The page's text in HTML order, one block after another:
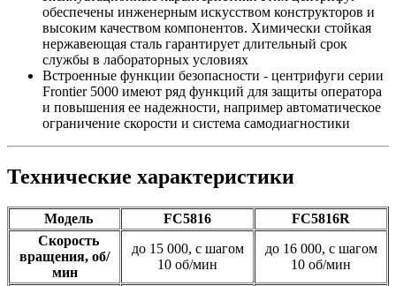
обеспечены инженерным искусством конструкторов и
высоким качеством компонентов. Химически стойкая
нержавеющая сталь гарантирует длительный срок
службы в лабораторных условиях
Встроенные функции безопасности - центрифуги серии
Frontier 5000 имеют ряд функций для защиты оператора
и повышения ее надежности, например автоматическое
ограничение скорости и система самодиагностики
Технические характеристики
Модель FC5816
FC5816R
Скорость
вращения, об/
мин
до 15 000, c шагом
10 об/мин
до 16 000, c шагом
10 об/мин